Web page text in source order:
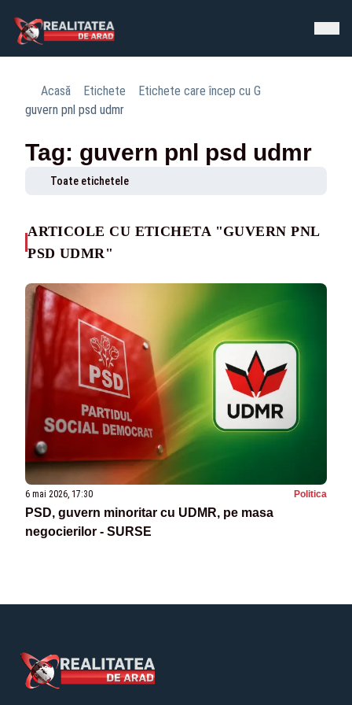
Acasă Etichete
Etichete care încep cu G
guvern pnl psd udmr
Tag: guvern pnl psd udmr
Toate etichetele
ARTICOLE CU ETICHETA "GUVERN PNL
PSD UDMR"
6 mai 2026, 17:30 Politica
PSD, guvern minoritar cu UDMR, pe masa
negocierilor - SURSE